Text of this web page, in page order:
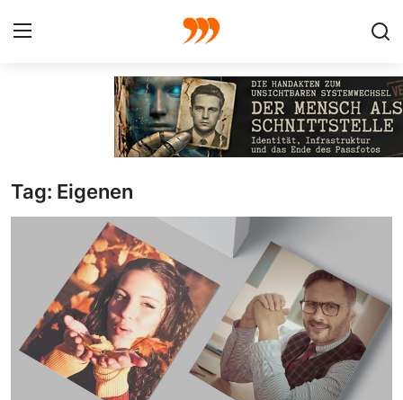
Galerie
Redaktion
Beiträge
Vorproduktion
Tag: Eigenen